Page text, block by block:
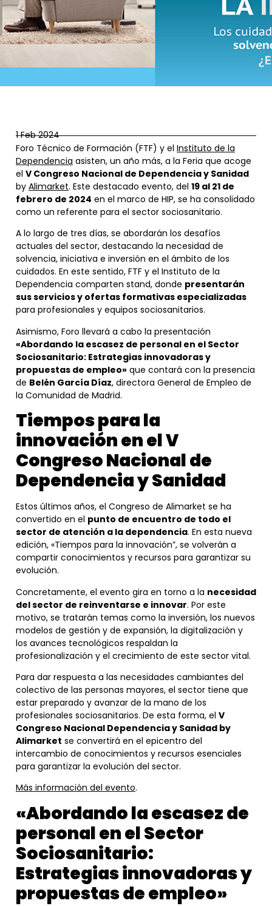
1 Feb 2024
Foro Técnico de Formación (FTF) y el Instituto de la
Dependencia asisten, un año más, a la Feria que acoge
el V Congreso Nacional de Dependencia y Sanidad
by Alimarket. Este destacado evento, del 19 al 21 de
febrero de 2024 en el marco de HIP, se ha consolidado
como un referente para el sector sociosanitario.
A lo largo de tres días, se abordarán los desafíos
actuales del sector, destacando la necesidad de
solvencia, iniciativa e inversión en el ámbito de los
cuidados. En este sentido, FTF y el Instituto de la
Dependencia comparten stand, donde presentarán
sus servicios y ofertas formativas especializadas
para profesionales y equipos sociosanitarios.
Asimismo, Foro llevará a cabo la presentación
«Abordando la escasez de personal en el Sector
Sociosanitario: Estrategias innovadoras y
propuestas de empleo» que contará con la presencia
de Belén García Díaz, directora General de Empleo de
la Comunidad de Madrid.
Tiempos para la
innovación en el V
Congreso Nacional de
Dependencia y Sanidad
Estos últimos años, el Congreso de Alimarket se ha
convertido en el punto de encuentro de todo el
sector de atención a la dependencia. En esta nueva
edición, «Tiempos para la innovación”, se volverán a
compartir conocimientos y recursos para garantizar su
evolución.
Concretamente, el evento gira en torno a la necesidad
del sector de reinventarse e innovar. Por este
motivo, se tratarán temas como la inversión, los nuevos
modelos de gestión y de expansión, la digitalización y
los avances tecnológicos respaldan la
profesionalización y el crecimiento de este sector vital.
Para dar respuesta a las necesidades cambiantes del
colectivo de las personas mayores, el sector tiene que
estar preparado y avanzar de la mano de los
profesionales sociosanitarios. De esta forma, el V
Congreso Nacional Dependencia y Sanidad by
Alimarket se convertirá en el epicentro del
intercambio de conocimientos y recursos esenciales
para garantizar la evolución del sector.
Más información del evento.
«Abordando la escasez de
personal en el Sector
Sociosanitario:
Estrategias innovadoras y
propuestas de empleo»